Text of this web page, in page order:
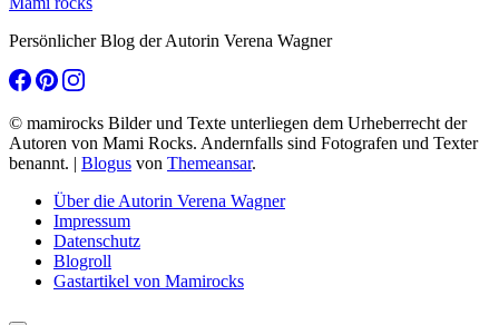
Persönlicher Blog der Autorin Verena Wagner
© mamirocks Bilder und Texte unterliegen dem Urheberrecht der
Autoren von Mami Rocks. Andernfalls sind Fotografen und Texter
benannt. | Blogus von Themeansar.
Über die Autorin Verena Wagner
Impressum
Datenschutz
Blogroll
Gastartikel von Mamirocks